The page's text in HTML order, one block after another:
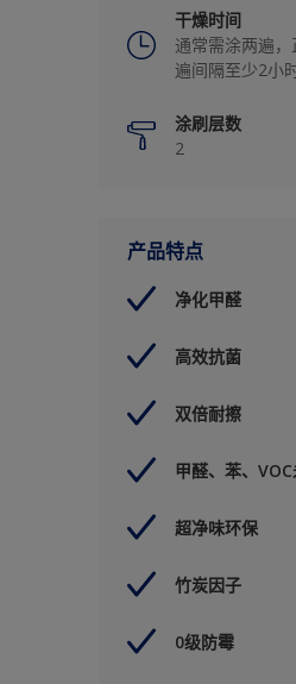
干燥时间
通常需涂两遍
遍间隔至少2小
涂刷层数
2
产品特点
净化甲醛
高效抗菌
双倍耐擦
甲醛、苯、
超净味环保
竹炭因子
0级防霉